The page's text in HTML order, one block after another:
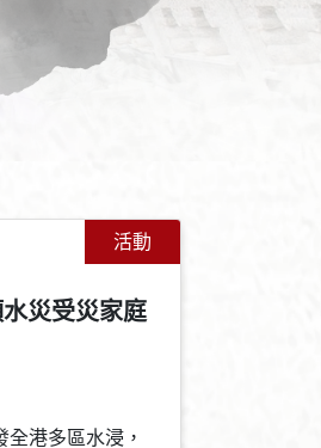
活動
災受災家庭
港多區水浸，